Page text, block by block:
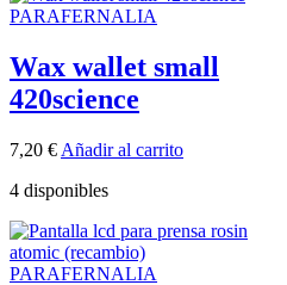
PARAFERNALIA
Wax wallet small
420science
7,20 € Añadir al carrito
4 disponibles
PARAFERNALIA